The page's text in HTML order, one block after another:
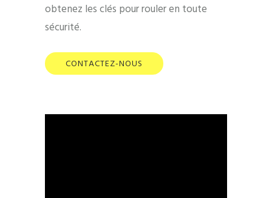
obtenez les clés pour rouler en toute
sécurité.
CONTACTEZ-NOUS